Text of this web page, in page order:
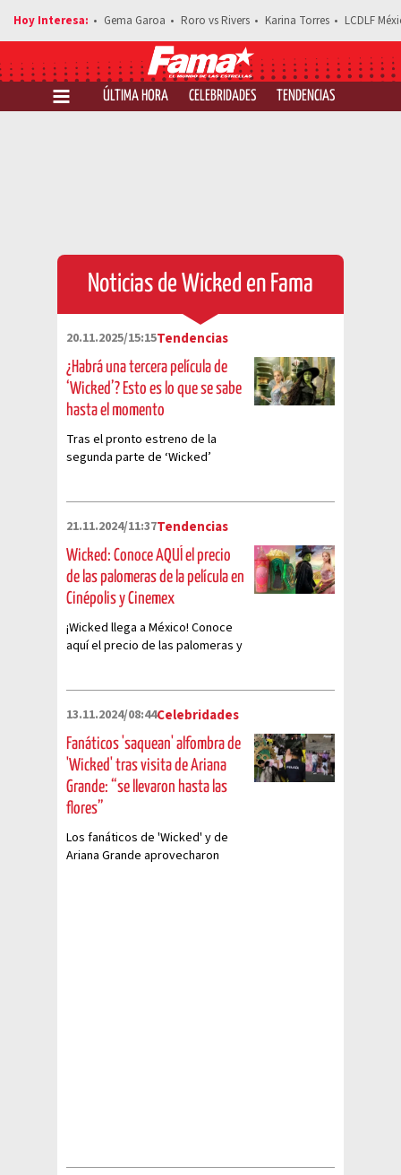
Gema Garoa Roro vs Rivers Karina Torres LCDLF
ÚLTIMA HORA CELEBRIDADES TENDENCIAS
Noticias de Wicked en Fama
20.11.2025/15:15Tendencias
¿Habrá una tercera película de
‘Wicked’? Esto es lo que se sabe
hasta el momento
Tras el pronto estreno de la
segunda parte de ‘Wicked’
21.11.2024/11:37Tendencias
Wicked: Conoce AQUÍ el precio
de las palomeras de la película en
Cinépolis y Cinemex
¡Wicked llega a México! Conoce
aquí el precio de las palomeras y
13.11.2024/08:44Celebridades
Fanáticos 'saquean' alfombra de
'Wicked' tras visita de Ariana
Grande: “se llevaron hasta las
flores”
Los fanáticos de 'Wicked' y de
Ariana Grande aprovecharon